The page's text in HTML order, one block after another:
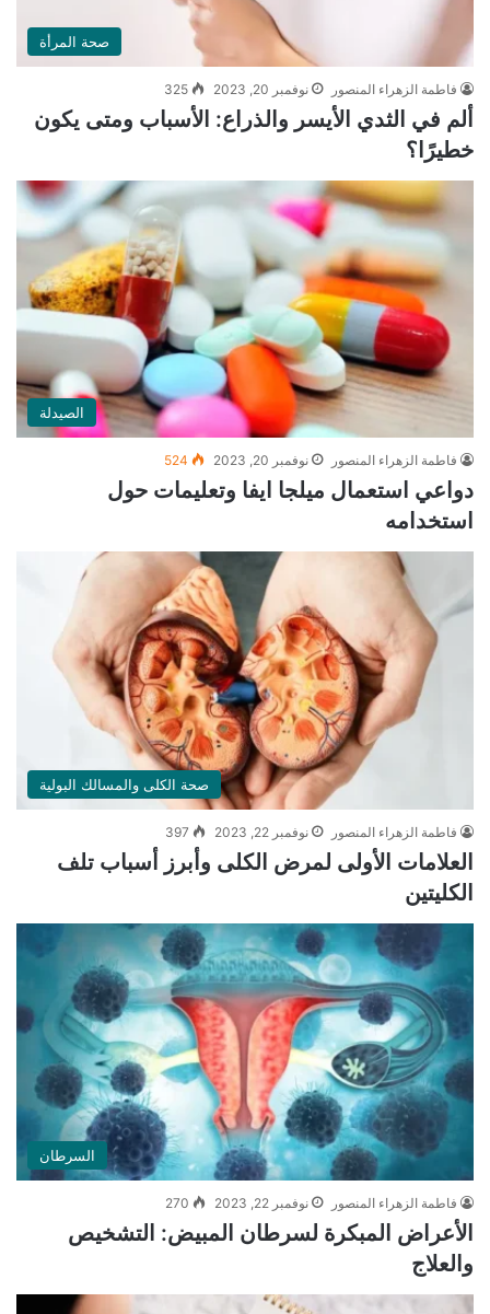
صحة المرأة
فاطمة الزهراء المنصور نوفمبر 20, 2023 325
ألم في الثدي الأيسر والذراع: الأسباب ومتى يكون
خطيرًا؟
الصيدلة
فاطمة الزهراء المنصور نوفمبر 20, 2023 524
دواعي استعمال ميلجا ايفا وتعليمات حول
استخدامه
صحة الكلى والمسالك البولية
فاطمة الزهراء المنصور نوفمبر 22, 2023 397
العلامات الأولى لمرض الكلى وأبرز أسباب تلف
الكليتين
السرطان
فاطمة الزهراء المنصور نوفمبر 22, 2023 270
الأعراض المبكرة لسرطان المبيض: التشخيص
والعلاج